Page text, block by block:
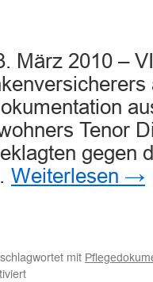
März 2010 –
Tenor
gegen
Weiterlesen →
mit
für